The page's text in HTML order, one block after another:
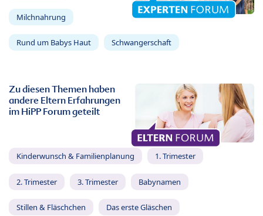
Milchnahrung
Rund um Babys Haut Schwangerschaft
Zu diesen Themen haben
andere Eltern Erfahrungen
im HiPP Forum geteilt
Kinderwunsch & Familienplanung 1. Trimester
2. Trimester 3. Trimester Babynamen
Stillen & Fläschchen Das erste Gläschen